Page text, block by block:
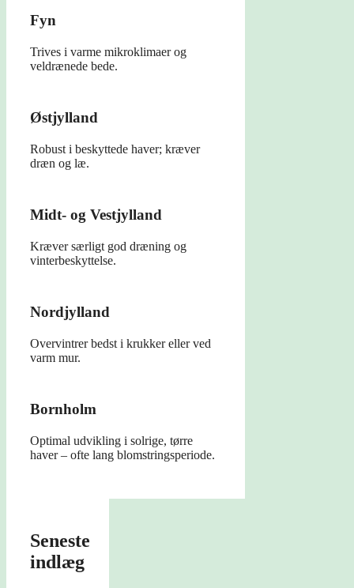
Fyn
Trives i varme mikroklimaer og
veldrænede bede.
Østjylland
Robust i beskyttede haver; kræver
dræn og læ.
Midt- og Vestjylland
Kræver særligt god dræning og
vinterbeskyttelse.
Nordjylland
Overvintrer bedst i krukker eller ved
varm mur.
Bornholm
Optimal udvikling i solrige, tørre
haver – ofte lang blomstringsperiode.
Seneste
indlæg